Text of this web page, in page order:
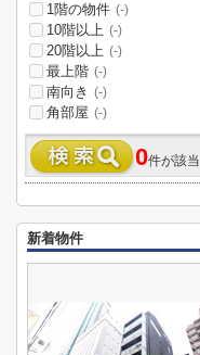
1階の物件 (-)
10階以上 (-)
20階以上 (-)
最上階 (-)
南向き (-)
角部屋 (-)
0件が該当
新着物件